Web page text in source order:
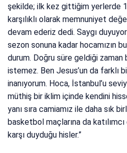
şekilde; ilk kez gittiğim yerlerde
karşılıklı olarak memnuniyet
devam ederiz dedi. Saygı
sezon sonuna kadar hocamızın
durum. Doğru süre geldiği zaman
istemez. Ben Jesus’un da farklı
inanıyorum. Hoca, İstanbul’u
müthiş bir iklim içinde kendini
yanı sıra camiamız ile daha sık
basketbol maçlarına da
karşı duyduğu hisler.”